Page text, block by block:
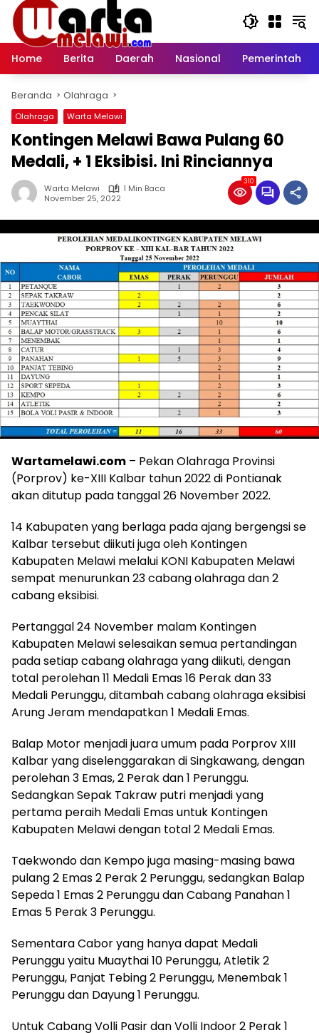
Langsung
konten
Home
Berita Daerah Nasional Pemerintah
Beranda Olahraga
Olahraga Warta Melawi
Kontingen Melawi Bawa Pulang 60
Medali, + 1 Eksibisi. Ini Rinciannya
Warta Melawi
1 Min Baca
November 25, 2022
310
Wartamelawi.com – Pekan Olahraga Provinsi
(Porprov) ke-XIII Kalbar tahun 2022 di Pontianak
akan ditutup pada tanggal 26 November 2022.
14 Kabupaten yang berlaga pada ajang bergengsi se
Kalbar tersebut diikuti juga oleh Kontingen
Kabupaten Melawi melalui KONI Kabupaten Melawi
sempat menurunkan 23 cabang olahraga dan 2
cabang eksibisi.
Pertanggal 24 November malam Kontingen
Kabupaten Melawi selesaikan semua pertandingan
pada setiap cabang olahraga yang diikuti, dengan
total perolehan 11 Medali Emas 16 Perak dan 33
Medali Perunggu, ditambah cabang olahraga eksibisi
Arung Jeram mendapatkan 1 Medali Emas.
Balap Motor menjadi juara umum pada Porprov XIII
Kalbar yang diselenggarakan di Singkawang, dengan
perolehan 3 Emas, 2 Perak dan 1 Perunggu.
Sedangkan Sepak Takraw putri menjadi yang
pertama peraih Medali Emas untuk Kontingen
Kabupaten Melawi dengan total 2 Medali Emas.
Taekwondo dan Kempo juga masing-masing bawa
pulang 2 Emas 2 Perak 2 Perunggu, sedangkan Balap
Sepeda 1 Emas 2 Perunggu dan Cabang Panahan 1
Emas 5 Perak 3 Perunggu.
Sementara Cabor yang hanya dapat Medali
Perunggu yaitu Muaythai 10 Perunggu, Atletik 2
Perunggu, Panjat Tebing 2 Perunggu, Menembak 1
Perunggu dan Dayung 1 Perunggu.
Untuk Cabang Volli Pasir dan Volli Indoor 2 Perak 1